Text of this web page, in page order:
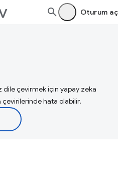
Oturum aç
çevirmek için yapay zeka
çevirilerinde hata olabilir.